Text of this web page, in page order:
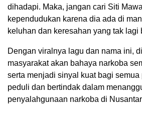
dihadapi. Maka, jangan cari Siti
kependudukan karena dia ada di
keluhan dan keresahan yang tak lagi
Dengan viralnya lagu dan nama ini,
masyarakat akan bahaya narkoba
serta menjadi sinyal kuat bagi
peduli dan bertindak dalam
penyalahgunaan narkoba di